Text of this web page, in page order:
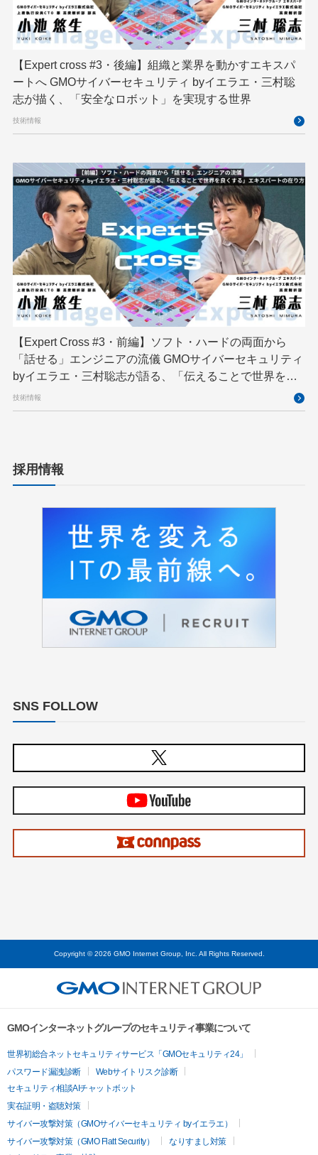
拡張知能 新卒 新卒研修
映像クリエイター 暗号 業務効率化
機械学習 決済 生成AI 産学連携
研究開発 耐量子暗号 脆弱性診断
【Expert cross #3・後編】組織と業界を動かすエキスパ
ートへ GMOサイバーセキュリティ byイエラエ・三村聡
志が描く、「安全なロボット」を実現する世界
技術情報
【Expert Cross #3・前編】ソフト・ハードの両面から
「話せる」エンジニアの流儀 GMOサイバーセキュリティ
byイエラエ・三村聡志が語る、「伝えることで世界を良
くする」エキスパートの在り方
技術情報
採用情報
SNS FOLLOW
Copyright © 2026 GMO Internet Group, Inc. All Rights Reserved.
GMOインターネットグループのセキュリティ事業について
世界初総合ネットセキュリティサービス「GMOセキュリティ24」
パスワード漏洩診断
Webサイトリスク診断
セキュリティ相談AIチャットボット
実在証明・盗聴対策
サイバー攻撃対策（GMOサイバーセキュリティ byイエラエ）
サイバー攻撃対策（GMO Flatt Security）
なりすまし対策